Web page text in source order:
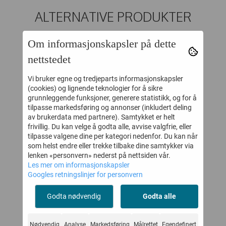
ALTERNATIVE PRODUKTER
30%
MELTON
ULLTØFFEL WINTER
ROSE FAWN
359,-
251,-
20%
MELTON TØFFEL
SPORTY DRIED
HERB
219,-
175,-
Om informasjonskapsler på dette
nettstedet
Vi bruker egne og tredjeparts informasjonskapsler
(cookies) og lignende teknologier for å sikre
grunnleggende funksjoner, generere statistikk, og for å
tilpasse markedsføring og annonser (inkludert deling
av brukerdata med partnere). Samtykket er helt
frivillig. Du kan velge å godta alle, avvise valgfrie, eller
tilpasse valgene dine per kategori nedenfor. Du kan når
som helst endre eller trekke tilbake dine samtykker via
lenken «personvern» nederst på nettsiden vår.
Les mer om informasjonskapsler
Googles retningslinjer for personvern
Godta nødvendig Godta alle
Nødvendig Analyse Markedsføring Målrettet Egendefinert